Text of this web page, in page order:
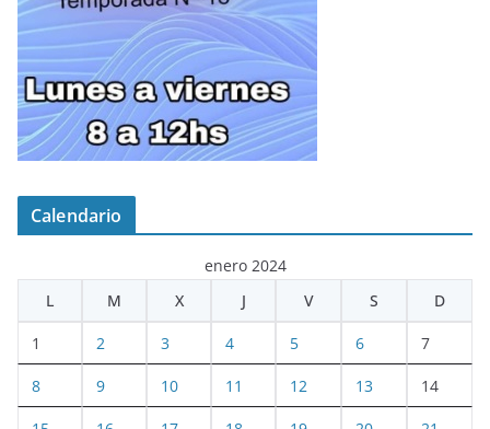
Calendario
enero 2024
L
M X J V S D
1 2 3 4 5 6 7
8 9 10 11 12 13 14